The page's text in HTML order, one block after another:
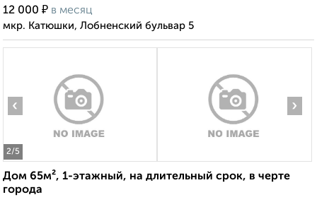
12 000 ₽ в месяц
мкр. Катюшки, Лобненский бульвар 5
2/5
‹ ›
Дом 65м², 1-этажный, на длительный срок, в черте
города